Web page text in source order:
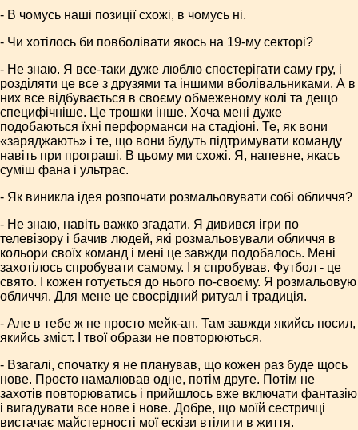
- В чомусь наші позиції схожі, в чомусь ні.
- Чи хотілось би повболівати якось на 19-му секторі?
- Не знаю. Я все-таки дуже люблю спостерігати саму гру, і
розділяти це все з друзями та іншими вболівальниками. А в
них все відбувається в своєму обмеженому колі та дещо
специфічніше. Це трошки інше. Хоча мені дуже
подобаються їхні перформанси на стадіоні. Те, як вони
«заряджають» і те, що вони будуть підтримувати команду
навіть при програші. В цьому ми схожі. Я, напевне, якась
суміш фана і ультрас.
- Як виникла ідея розпочати розмальовувати собі обличчя?
- Не знаю, навіть важко згадати. Я дивився ігри по
телевізору і бачив людей, які розмальовували обличчя в
кольори своїх команд і мені це завжди подобалось. Мені
захотілось спробувати самому. І я спробував. Футбол - це
свято. І кожен готується до нього по-своєму. Я розмальовую
обличчя. Для мене це своєрідний ритуал і традиція.
- Але в тебе ж не просто мейк-ап. Там завжди якийсь посил,
якийсь зміст. І твої образи не повторюються.
- Взагалі, спочатку я не планував, що кожен раз буде щось
нове. Просто намалював одне, потім друге. Потім не
захотів повторюватись і прийшлось вже включати фантазію
і вигадувати все нове і нове. Добре, що моїй сестричці
вистачає майстерності мої ескізи втілити в життя.